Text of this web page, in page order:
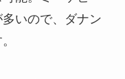
いので、ダナン